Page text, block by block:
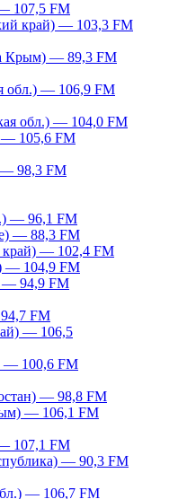
107,5 FM
край) — 103,3 FM
Крым) — 89,3 FM
обл.) — 106,9 FM
обл.) — 104,0 FM
— 105,6 FM
— 98,3 FM
— 96,1 FM
— 88,3 FM
край) — 102,4 FM
— 104,9 FM
— 94,9 FM
FM
— 106,5
— 100,6 FM
— 98,8 FM
— 106,1 FM
107,1 FM
— 90,3 FM
— 106,7 FM